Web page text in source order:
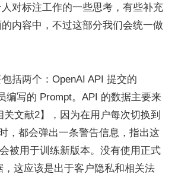
对标注工作的一些思考，有些补充
内容中，不过这部分我们会统一做
括两个：OpenAI API 提交的
编写的 Prompt。API 的数据主要来
关文献2】，因为在用户每次切换到
，都会弹出一条警告信息，指出这
被用于训练新版本。没有使用正式
，这应该是出于客户隐私和相关法